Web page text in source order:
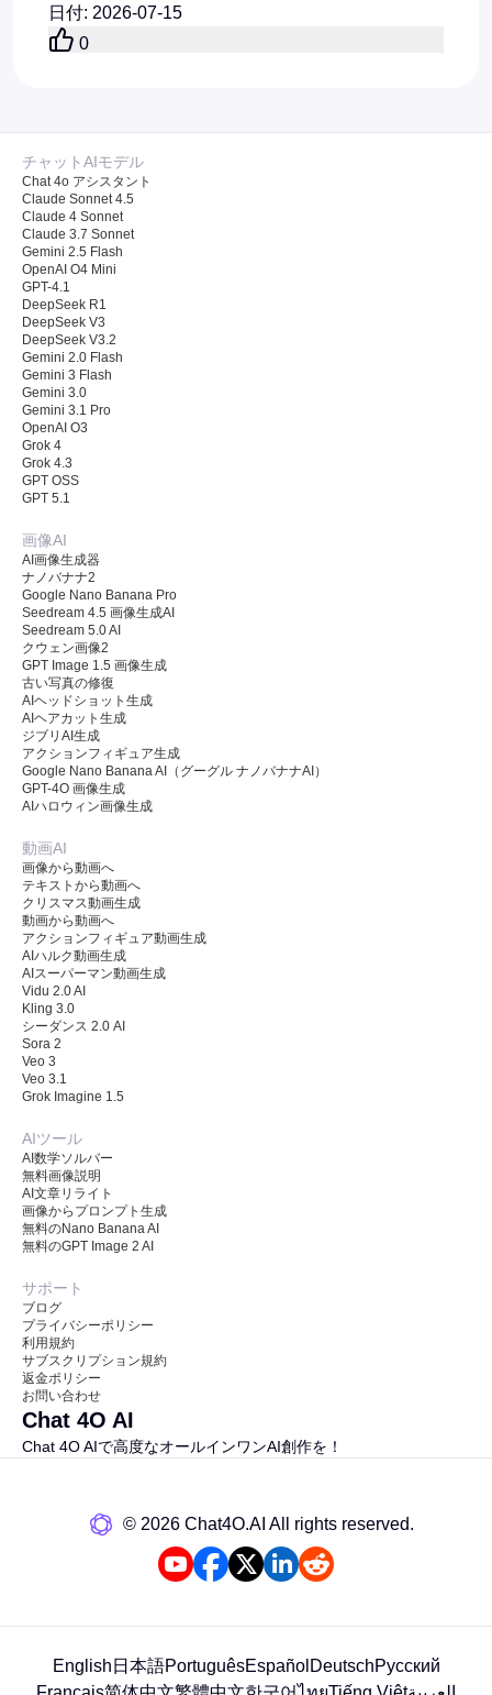
で利用できる最適なGPT Image 2系AIツールを比
較してください。
日付: 2026-07-15
0
チャットAIモデル
Chat 4o アシスタント
Claude Sonnet 4.5
Claude 4 Sonnet
Claude 3.7 Sonnet
Gemini 2.5 Flash
OpenAI O4 Mini
GPT-4.1
DeepSeek R1
DeepSeek V3
DeepSeek V3.2
Gemini 2.0 Flash
Gemini 3 Flash
Gemini 3.0
Gemini 3.1 Pro
OpenAI O3
Grok 4
Grok 4.3
GPT OSS
GPT 5.1
画像AI
AI画像生成器
ナノバナナ2
Google Nano Banana Pro
Seedream 4.5 画像生成AI
Seedream 5.0 AI
クウェン画像2
GPT Image 1.5 画像生成
古い写真の修復
AIヘッドショット生成
AIヘアカット生成
ジブリAI生成
アクションフィギュア生成
Google Nano Banana AI（グーグル ナノバナナAI）
GPT-4O 画像生成
AIハロウィン画像生成
動画AI
画像から動画へ
テキストから動画へ
クリスマス動画生成
動画から動画へ
アクションフィギュア動画生成
AIハルク動画生成
AIスーパーマン動画生成
Vidu 2.0 AI
Kling 3.0
シーダンス 2.0 AI
Sora 2
Veo 3
Veo 3.1
Grok Imagine 1.5
AIツール
AI数学ソルバー
無料画像説明
AI文章リライト
画像からプロンプト生成
無料のNano Banana AI
無料のGPT Image 2 AI
サポート
ブログ
プライバシーポリシー
利用規約
サブスクリプション規約
返金ポリシー
お問い合わせ
Chat 4O AI
Chat 4O AIで高度なオールインワンAI創作を！
©️ 2026 Chat4O.AI All rights reserved.
English 日本語PortuguêsEspañol DeutschРусский